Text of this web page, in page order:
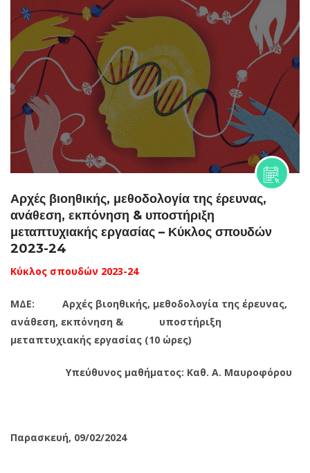
Αρχές βιοηθικής, μεθοδολογία της έρευνας,
ανάθεση, εκπόνηση & υποστήριξη
μεταπτυχιακής εργασίας – Κύκλος σπουδών
2023-24
Κύκλος σπουδών 2023-24
MΔΕ: Αρχές βιοηθικής, μεθοδολογία της έρευνας,
ανάθεση, εκπόνηση & υποστήριξη
μεταπτυχιακής εργασίας (10 ώρες)
Υπεύθυνος μαθήματος: Καθ. Α. Μαυροφόρου
Παρασκευή, 09/02/2024